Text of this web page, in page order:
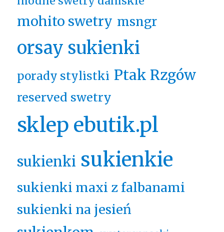
mohito swetry msngr
orsay sukienki
porady stylistki Ptak Rzgów
reserved swetry
sklep ebutik.pl
sukienki sukienkie
sukienki maxi z falbanami
sukienki na jesień